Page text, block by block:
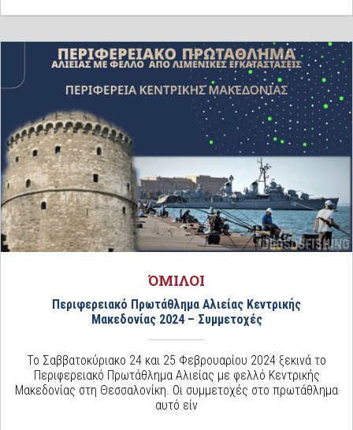
ΌΜΙΛΟΙ
Περιφερειακό Πρωτάθλημα Αλιείας Κεντρικής
Μακεδονίας 2024 – Συμμετοχές
Το Σαββατοκύριακο 24 και 25 Φεβρουαρίου 2024 ξεκινά το
Περιφερειακό Πρωτάθλημα Αλιείας με φελλό Κεντρικής
Μακεδονίας στη Θεσσαλονίκη. Οι συμμετοχές στο πρωτάθλημα
αυτό είν